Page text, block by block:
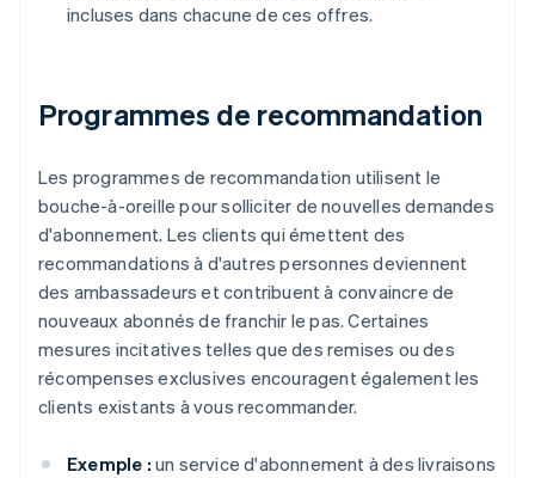
incluses dans chacune de ces offres.
Programmes de recommandation
Les programmes de recommandation utilisent le
bouche-à-oreille pour solliciter de nouvelles demandes
d'abonnement. Les clients qui émettent des
recommandations à d'autres personnes deviennent
des ambassadeurs et contribuent à convaincre de
nouveaux abonnés de franchir le pas. Certaines
mesures incitatives telles que des remises ou des
récompenses exclusives encouragent également les
clients existants à vous recommander.
Exemple : un service d'abonnement à des livraisons